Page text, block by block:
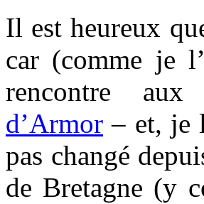
Il est heureux
car (comme je
rencontre aux
d’Armor – et, je
pas changé
de Bretagne (y